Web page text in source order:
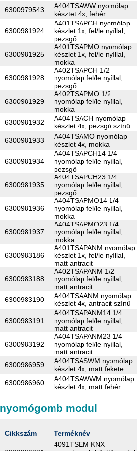
6300979543
A404TSAWW nyomólap
késztet 4x, fehér
6300981924
A401TSAPCH nyomólap
készlet 1x, fel/le nyíllal,
pezsgő
6300981925
A401TSAPMO nyomólap
készlet 1x, fel/le nyíllal,
mokka
6300981928
A402TSAPCH 1/2
nyomólap fel/le nyíllal,
pezsgő
6300981929
A402TSAPMO 1/2
nyomólap fel/le nyíllal,
mokka
6300981932
A404TSACH nyomólap
készlet 4x, pezsgő színű
6300981933
A404TSAMO nyomólap
készlet 4x, mokka
6300981934
A404TSAPCH14 1/4
nyomólap fel/le nyíllal,
pezsgő
6300981935
A404TSAPCH23 1/4
nyomólap fel/le nyíllal,
pezsgő
6300981936
A404TSAPMO14 1/4
nyomólap fel/le nyíllal,
mokka
6300981937
A404TSAPMO23 1/4
nyomólap fel/le nyíllal,
mokka
6300983186
A401TSAPANM nyomólap
készlet 1x, fel/le nyíllal,
matt antracit
6300983188
A402TSAPANM 1/2
nyomólap fel/le nyíllal,
matt antracit
6300983190
A404TSAANM nyomólap
készlet 4x, antracit színű
6300983191
A404TSAPANM14 1/4
nyomólap fel/le nyíllal,
matt antracit
6300983192
A404TSAPANM23 1/4
nyomólap fel/le nyíllal,
matt antracit
6300986959
A404TSASWM nyomólap
készlet 4x, matt fekete
6300986960
A404TSAWWM nyomólap
készlet 4x, matt fehér
nyomógomb modul
Cikkszám Terméknév
4091TSEM KNX